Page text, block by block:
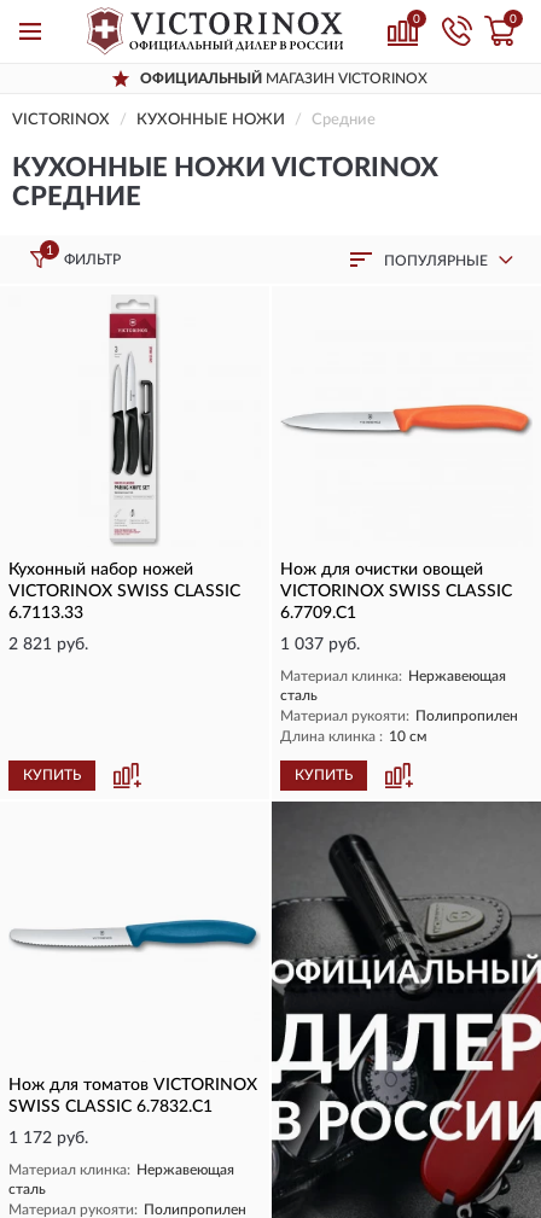
0 0
ОФИЦИАЛЬНЫЙМАГАЗИН VICTORINOX
VICTORINOX КУХОННЫЕ НОЖИ Средние
КУХОННЫЕ НОЖИ VICTORINOX
СРЕДНИЕ
1
ФИЛЬТР ПОПУЛЯРНЫЕ
Кухонный набор ножей
VICTORINOX SWISS CLASSIC
6.7113.33
2 821 руб.
КУПИТЬ
Нож для очистки овощей
VICTORINOX SWISS CLASSIC
6.7709.C1
1 037 руб.
Материал клинка: Нержавеющая
сталь
Материал рукояти: Полипропилен
Длина клинка : 10 см
КУПИТЬ
Нож для томатов VICTORINOX
SWISS CLASSIC 6.7832.C1
1 172 руб.
Материал клинка: Нержавеющая
сталь
Материал рукояти: Полипропилен